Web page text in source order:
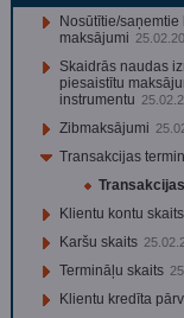
Nosūtītie/saņemtie
maksājumi
Skaidrās naudas
piesaistītu
instrumentu
Zibmaksājumi
Transakcijas
Klientu kontu skaits
Karšu skaits
Termināļu skaits
Klientu kredīta